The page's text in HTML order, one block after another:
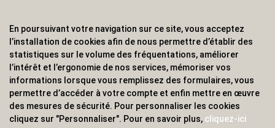
Écriture
Bagagerie sacs
Sport &
Outdoor
Enfant
Boisson
Textile &
Casquette
Accessoires de
bureau
ALVS, fournisseur d'objets publicitaires, pour les
professionnels. Une implantation nationale, une
En poursuivant votre navigation sur ce site, vous acceptez
l’installation de cookies afin de nous permettre d’établir des
statistiques sur le volume des fréquentations, améliorer
l’intérêt et l’ergonomie de nos services, mémoriser vos
informations lorsque vous remplissez des formulaires, vous
permettre d’accéder à votre compte et enfin mettre en œuvre
des mesures de sécurité. Pour personnaliser les cookies
cliquez sur "Personnaliser". Pour en savoir plus, cliquez-ici